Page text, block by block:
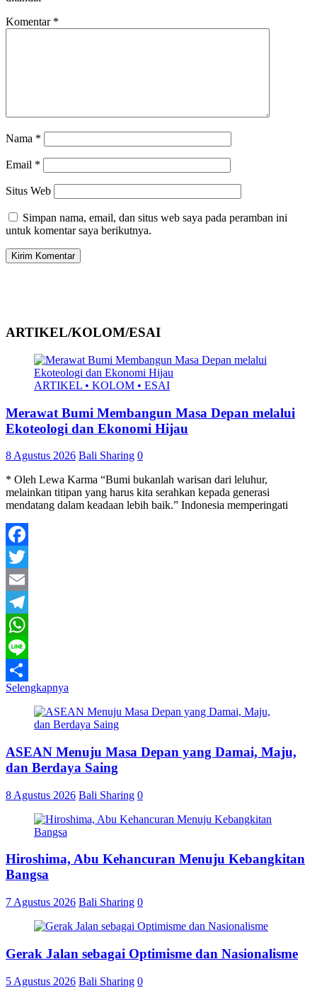
Komentar *
Nama *
Email *
Situs Web
Simpan nama, email, dan situs web saya pada peramban ini
untuk komentar saya berikutnya.
ARTIKEL/KOLOM/ESAI
ARTIKEL • KOLOM • ESAI
Merawat Bumi Membangun Masa Depan melalui
Ekoteologi dan Ekonomi Hijau
8 Agustus 2026 Bali Sharing 0
* Oleh Lewa Karma “Bumi bukanlah warisan dari leluhur,
melainkan titipan yang harus kita serahkan kepada generasi
mendatang dalam keadaan lebih baik.” Indonesia memperingati
Facebook
Twitter
Email
Telegram
WhatsApp
Line
Share
Selengkapnya
ASEAN Menuju Masa Depan yang Damai, Maju,
dan Berdaya Saing
8 Agustus 2026 Bali Sharing 0
Hiroshima, Abu Kehancuran Menuju Kebangkitan
Bangsa
7 Agustus 2026 Bali Sharing 0
Gerak Jalan sebagai Optimisme dan Nasionalisme
5 Agustus 2026 Bali Sharing 0